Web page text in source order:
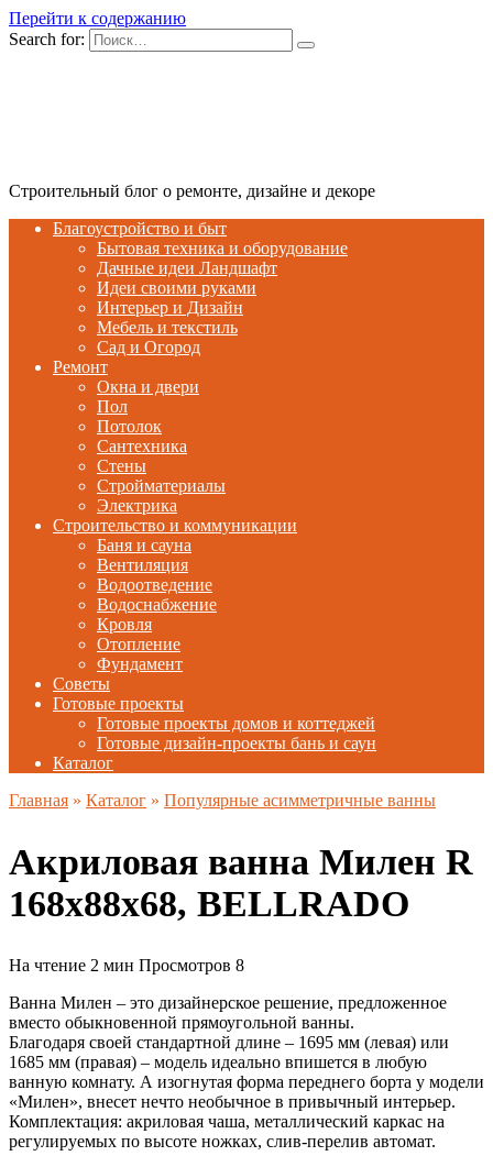
Перейти к содержанию
Search for:
Строительный блог о ремонте, дизайне и декоре
Благоустройство и быт
Бытовая техника и оборудование
Дачные идеи Ландшафт
Идеи своими руками
Интерьер и Дизайн
Мебель и текстиль
Сад и Огород
Ремонт
Окна и двери
Пол
Потолок
Сантехника
Стены
Стройматериалы
Электрика
Строительство и коммуникации
Баня и сауна
Вентиляция
Водоотведение
Водоснабжение
Кровля
Отопление
Фундамент
Советы
Готовые проекты
Готовые проекты домов и коттеджей
Готовые дизайн-проекты бань и саун
Каталог
Главная » Каталог » Популярные асимметричные ванны
Акриловая ванна Милен R
168х88х68, BELLRADO
На чтение 2 мин Просмотров 8
Ванна Милен – это дизайнерское решение, предложенное
вместо обыкновенной прямоугольной ванны.
Благодаря своей стандартной длине – 1695 мм (левая) или
1685 мм (правая) – модель идеально впишется в любую
ванную комнату. А изогнутая форма переднего борта у модели
«Милен», внесет нечто необычное в привычный интерьер.
Комплектация: акриловая чаша, металлический каркас на
регулируемых по высоте ножках, слив-перелив автомат.